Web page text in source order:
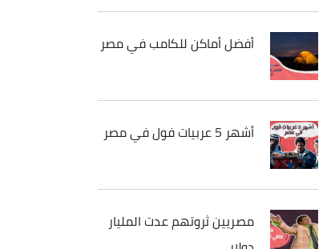
أفضل أماكن للكامب في مصر
أشهر 5 عربيات فول في مصر
مصريين ثروتهم عدت المليار